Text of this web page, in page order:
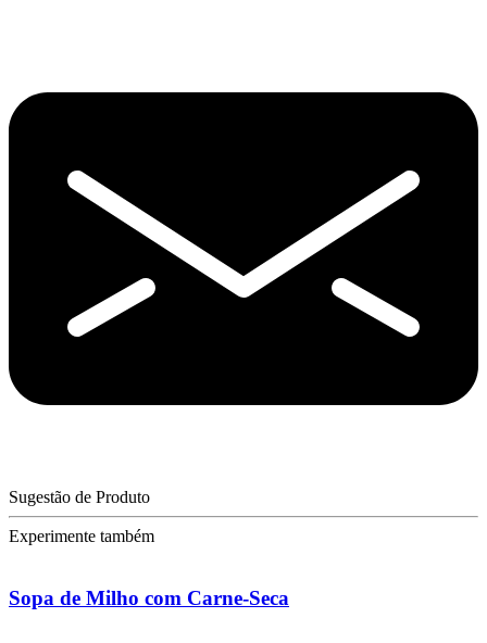
Sugestão de Produto
Experimente também
Sopa de Milho com Carne-Seca